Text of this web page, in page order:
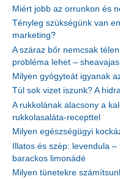
Miért jobb az orrunkon és
Tényleg szükségünk van
marketing?
A száraz bőr nemcsak
probléma lehet –
Milyen gyógyteát igyanak
Túl sok vizet iszunk? A
A rukkolának alacsony a
rukkolasaláta-recepttel
Milyen egészségügyi
Illatos és szép: levendula
barackos limonádé
Milyen tünetekre